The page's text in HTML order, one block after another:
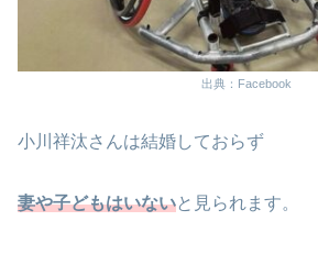
出典：Facebook
小川祥汰さんは結婚しておらず
妻や子どもはいないと見られます。